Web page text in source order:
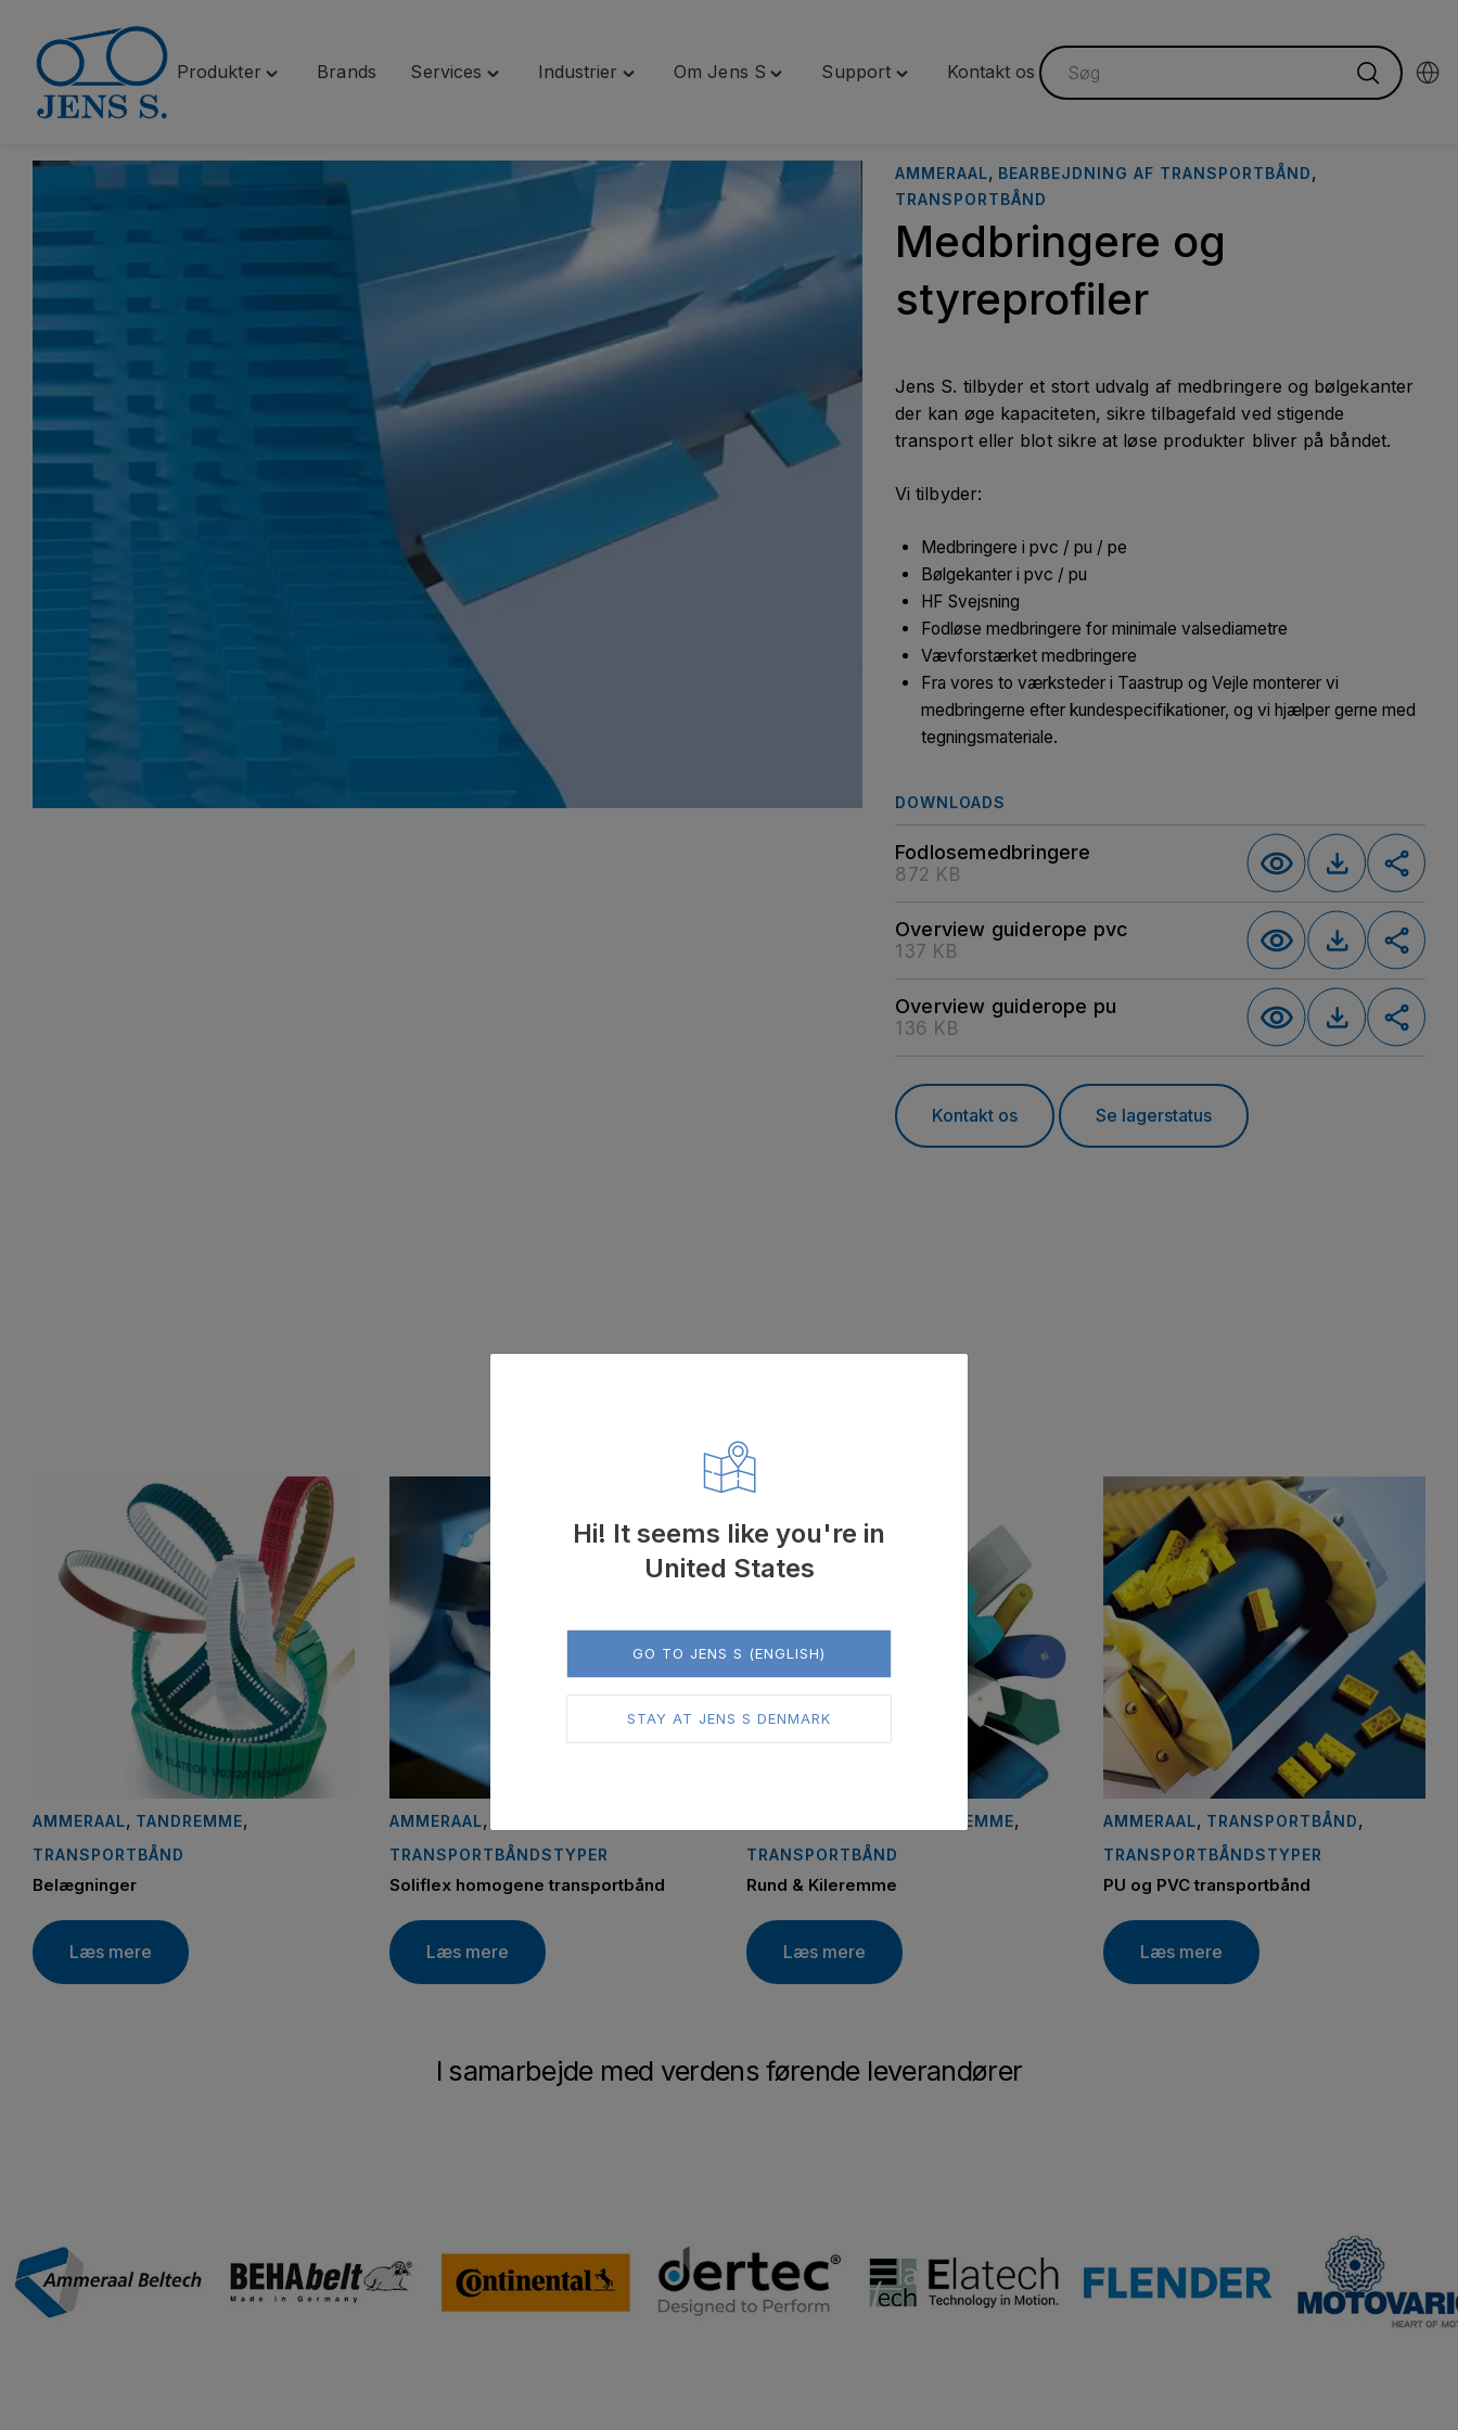
Spring
til
Produkter
Toggle
Brands Services
Toggle
Industrier
Toggle
Om Jens S
Toggle
S"
Support
Toggle
Kontakt os
AMMERAAL, BEARBEJDNING AF TRANSPORTBÅND,
TRANSPORTBÅND
Medbringere og
styreprofiler
Jens S. tilbyder et stort udvalg af medbringere og bølgekanter
der kan øge kapaciteten, sikre tilbagefald ved stigende
transport eller blot sikre at løse produkter bliver på båndet.
Vi tilbyder:
Medbringere i pvc / pu / pe
Bølgekanter i pvc / pu
HF Svejsning
Fodløse medbringere for minimale valsediametre
Vævforstærket medbringere
Fra vores to værksteder i Taastrup og Vejle monterer vi
medbringerne efter kundespecifikationer, og vi hjælper gerne med
tegningsmateriale.
DOWNLOADS
Fodlosemedbringere
872 KB
Overview guiderope pvc
137 KB
Overview guiderope pu
136 KB
Kontakt os Se lagerstatus
AMMERAAL, TANDREMME,
TRANSPORTBÅND
Belægninger
Læs mere
AMMERAAL,
TRANSPORTBÅNDSTYPER
Soliflex homogene transportbånd
Læs mere
RUND & KILEREMME,
TRANSPORTBÅND
Rund & Kileremme
Læs mere
AMMERAAL, TRANSPORTBÅND,
TRANSPORTBÅNDSTYPER
PU og PVC transportbånd
Læs mere
I samarbejde med verdens førende leverandører
Hi! It seems like you're in
United States
GO TO JENS S (ENGLISH)
STAY AT JENS S DENMARK